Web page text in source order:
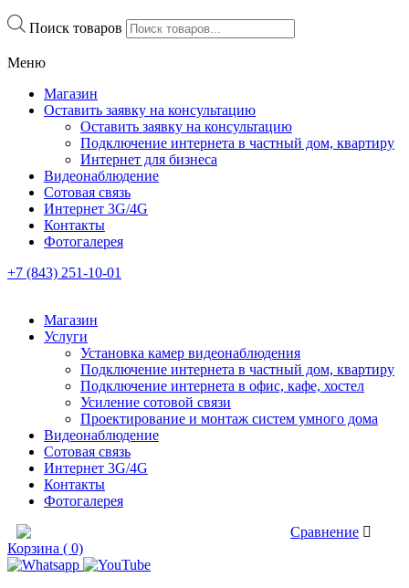
Поиск товаров
Меню
Магазин
Оставить заявку на консультацию
Оставить заявку на консультацию
Подключение интернета в частный дом, квартиру
Интернет для бизнеса
Видеонаблюдение
Сотовая связь
Интернет 3G/4G
Контакты
Фотогалерея
+7 (843) 251-10-01
Магазин
Услуги
Установка камер видеонаблюдения
Подключение интернета в частный дом, квартиру
Подключение интернета в офис, кафе, хостел
Усиление сотовой связи
Проектирование и монтаж систем умного дома
Видеонаблюдение
Сотовая связь
Интернет 3G/4G
Контакты
Фотогалерея
Сравнение
Корзина ( 0)